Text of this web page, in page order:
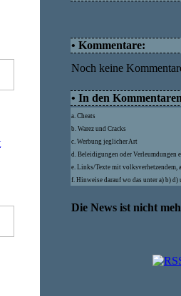
• Kommentare:
Noch keine
• In den
a. Cheats
b. Warez und Cracks
c. Werbung jeglicher Art
d. Beleidigungen oder Verleumdungen
e. Links/Texte mit volksverhetzendem,
f. Hinweise darauf wo das unter a) b)
Die News ist nicht